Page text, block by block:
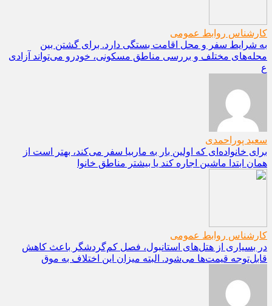
کارشناس روابط عمومی
به شرایط سفر و محل اقامت بستگی دارد. برای گشتن بین
محله‌های مختلف و بررسی مناطق مسکونی، خودرو می‌تواند آزادی
ع
سعید پوراحمدی
برای خانواده‌ای که اولین بار به ماربیا سفر می‌کند، بهتر است از
همان ابتدا ماشین اجاره کند یا بیشتر مناطق خانوا
کارشناس روابط عمومی
در بسیاری از هتل‌های استانبول، فصل کم‌گردشگر باعث کاهش
قابل‌توجه قیمت‌ها می‌شود. البته میزان این اختلاف به موق